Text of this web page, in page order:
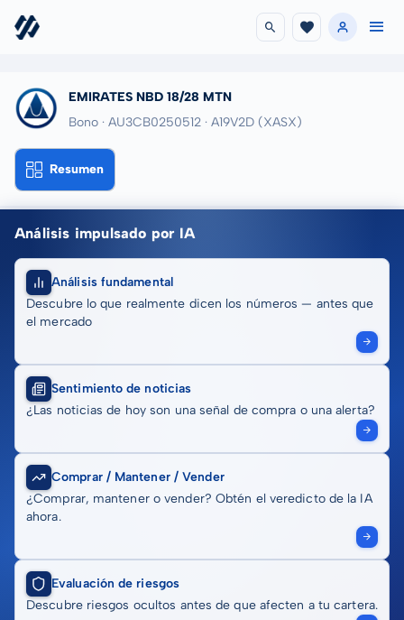
EMIRATES NBD 18/28 MTN
Bono · AU3CB0250512 · A19V2D (XASX)
Resumen
Análisis impulsado por IA
Análisis fundamental
Descubre lo que realmente dicen los números — antes que
el mercado
Sentimiento de noticias
¿Las noticias de hoy son una señal de compra o una alerta?
Comprar / Mantener / Vender
¿Comprar, mantener o vender? Obtén el veredicto de la IA
ahora.
Evaluación de riesgos
Descubre riesgos ocultos antes de que afecten a tu cartera.